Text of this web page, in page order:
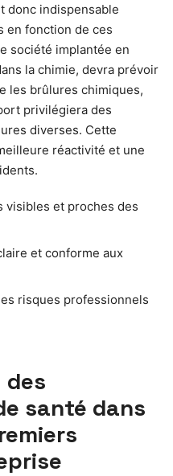
donc indispensable
en fonction de ces
société implantée en
la chimie, devra prévoir
les brûlures chimiques,
privilégiera des
diverses. Cette
réactivité et une
visibles et proches des
et conforme aux
risques professionnels
des
santé dans